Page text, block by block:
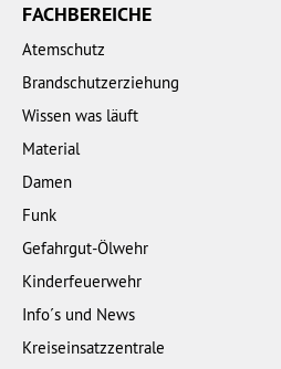
FACHBEREICHE
Atemschutz
Brandschutzerziehung
Wissen was läuft
Material
Damen
Funk
Gefahrgut-Ölwehr
Kinderfeuerwehr
Info´s und News
Kreiseinsatzzentrale